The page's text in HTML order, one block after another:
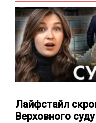
Лайфстайл
Верховного суду